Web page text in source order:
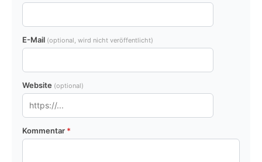
E-Mail (optional, wird nicht veröffentlicht)
Website (optional)
Kommentar *